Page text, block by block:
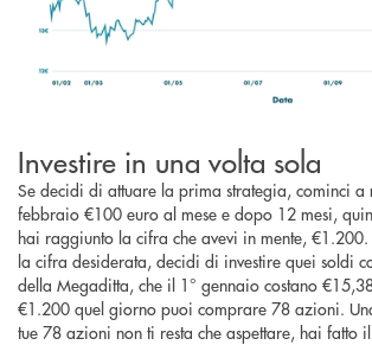
Investire in una volta sola
Se decidi di attuare la prima strategia, cominci a
febbraio €100 euro al mese e dopo 12 mesi,
hai raggiunto la cifra che avevi in mente,
la cifra desiderata, decidi di investire quei soldi
della Megaditta, che il 1° gennaio costano
€1.200 quel giorno puoi comprare 78 azioni.
tue 78 azioni non ti resta che aspettare, hai fatto